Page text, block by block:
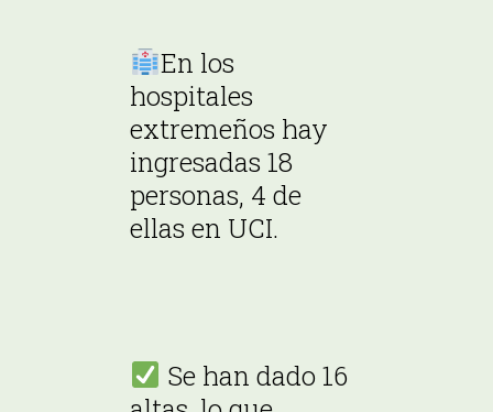
En los
hospitales
extremeños hay
ingresadas 18
personas, 4 de
ellas en UCI.
Se han dado 16